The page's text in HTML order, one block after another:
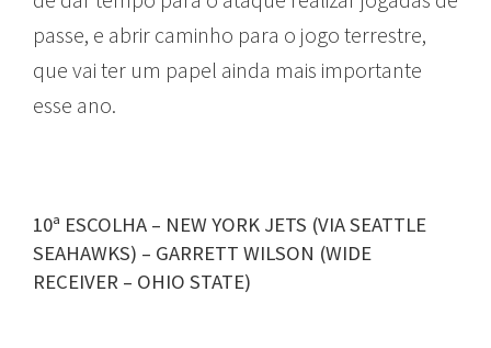
passe, e abrir caminho para o jogo terrestre,
que vai ter um papel ainda mais importante
esse ano.
10ª ESCOLHA – NEW YORK JETS (VIA SEATTLE
SEAHAWKS) – GARRETT WILSON (WIDE
RECEIVER – OHIO STATE)